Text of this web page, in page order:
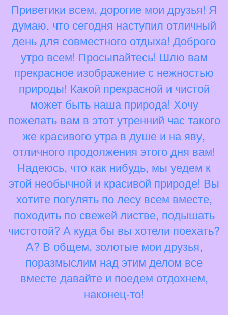
Приветики всем, дорогие мои друзья! Я
думаю, что сегодня наступил отличный
день для совместного отдыха! Доброго
утро всем! Просыпайтесь! Шлю вам
прекрасное изображение с нежностью
природы! Какой прекрасной и чистой
может быть наша природа! Хочу
пожелать вам в этот утренний час такого
же красивого утра в душе и на яву,
отличного продолжения этого дня вам!
Надеюсь, что как нибудь, мы уедем к
этой необычной и красивой природе! Вы
хотите погулять по лесу всем вместе,
походить по свежей листве, подышать
чистотой? А куда бы вы хотели поехать?
А? В общем, золотые мои друзья,
поразмыслим над этим делом все
вместе давайте и поедем отдохнем,
наконец-то!